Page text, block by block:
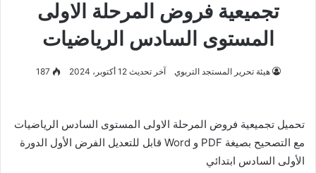
تجميعية فروض المرحلة الاولى
المستوى السادس الرياضيات
هيئة تحرير المستجد التربوي آخر تحديث 12 أكتوبر، 2024 187
تحميل تجميعية فروض المرحلة الاولى المستوى السادس الرياضيات
مع التصحيح بصيغة PDF و Word قابل للتعديل الفرض الأول الدورة
الأولى السادس ابتدائي